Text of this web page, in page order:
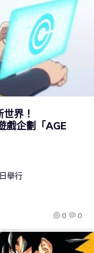
界！
戲企劃「AGE
0 0
舉行